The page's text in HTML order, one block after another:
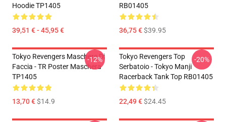
Hoodie TP1405
39,51 € - 45,95 €
RB01405
36,75 €$39.95
Tokyo Revengers Maschere Di
Faccia - TR Poster Maschera
TP1405
13,70 €$14.9
-12%
Tokyo Revengers Top
Serbatoio - Tokyo Manji
Racerback Tank Top RB01405
22,49 €$24.45
-20%